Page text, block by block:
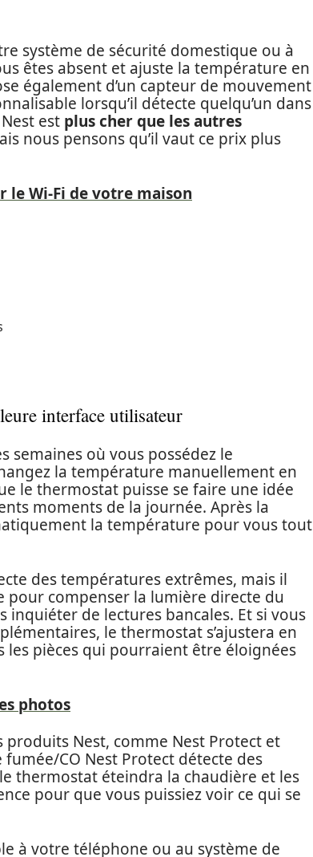
système de sécurité domestique ou à
êtes absent et ajuste la température en
également d’un capteur de mouvement
lorsqu’il détecte quelqu’un dans
est plus cher que les autres
nous pensons qu’il vaut ce prix plus
le Wi-Fi de votre maison
interface utilisateur
semaines où vous possédez le
la température manuellement en
le thermostat puisse se faire une idée
moments de la journée. Après la
la température pour vous tout
des températures extrêmes, mais il
pour compenser la lumière directe du
inquiéter de lectures bancales. Et si vous
le thermostat s’ajustera en
pièces qui pourraient être éloignées
photos
Nest, comme Nest Protect et
CO Nest Protect détecte des
thermostat éteindra la chaudière et les
pour que vous puissiez voir ce qui se
à votre téléphone ou au système de